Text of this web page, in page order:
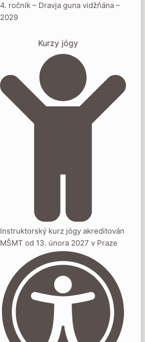
4. ročník – Dravja guna vidžňána –
2029
Kurzy jógy
Instruktorský kurz jógy akreditován
MŠMT od 13. února 2027 v Praze